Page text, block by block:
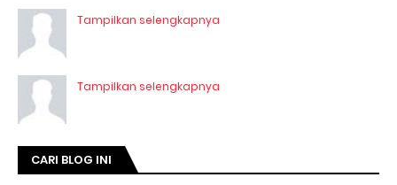
Tampilkan selengkapnya
Tampilkan selengkapnya
CARI BLOG INI